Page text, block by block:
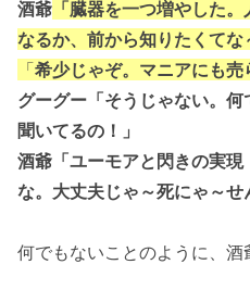
酒爺 「臓器を一つ増やした
なるか、前から知りたくてな
「希少じゃぞ。マニアにも売
グーグー「そうじゃない。
聞いてるの！」
酒爺「ユーモアと閃きの実
な。大丈夫じゃ～死にゃ～せ
何でもないことのように、酒